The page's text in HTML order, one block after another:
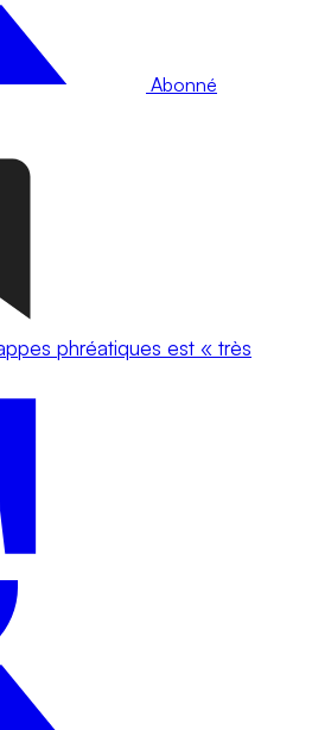
Abonné
phréatiques est « très